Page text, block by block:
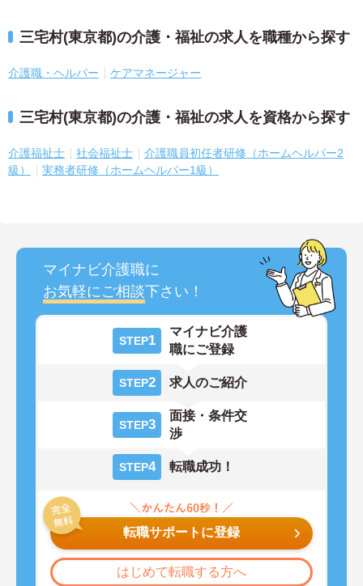
三宅村(東京都)の介護・福祉の求人を職種から探す
介護職・ヘルパー ケアマネージャー
三宅村(東京都)の介護・福祉の求人を資格から探す
介護福祉士 社会福祉士
介護職員初任者研修（ホームヘルパー2
級）
実務者研修（ホームヘルパー1級）
マイナビ介護職に
お気軽にご相談下さい！
STEP1
マイナビ介護
職にご登録
STEP2 求人のご紹介
STEP3
面接・条件交
渉
STEP4 転職成功！
転職サポートに登録
はじめて転職する方へ